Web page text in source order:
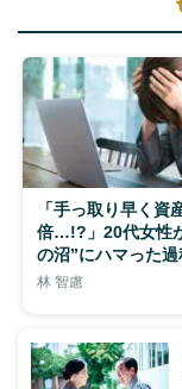
「手っ取り早く資
倍…!?」20代女性
の沼”にハマった過
林 智慮